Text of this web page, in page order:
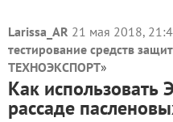
Larissa_AR 21 мая 2018,
тестирование средств
ТЕХНОЭКСПОРТ»
Как использовать
рассаде